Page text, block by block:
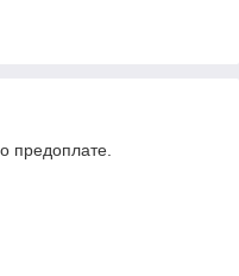
предоплате.